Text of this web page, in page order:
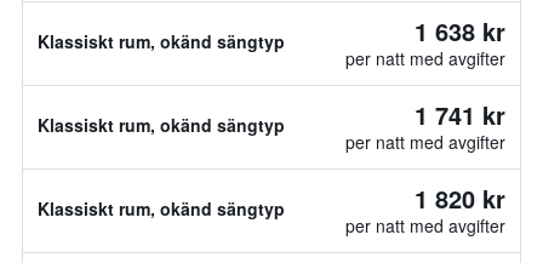
Klassiskt rum, okänd sängtyp 1 638 kr
per natt med avgifter
Klassiskt rum, okänd sängtyp 1 741 kr
per natt med avgifter
Klassiskt rum, okänd sängtyp 1 820 kr
per natt med avgifter